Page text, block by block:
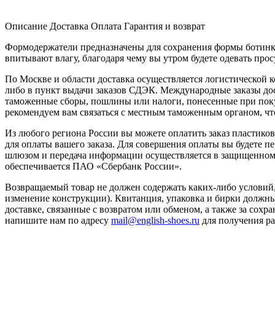
Описание Доставка Оплата Гарантия и возврат
Формодержатели предназначены для сохранения формы
впитывают влагу, благодаря чему вы утром будете одевать
По Москве и области доставка осуществляется
либо в пункт выдачи заказов СДЭК. Международные заказы
таможенные сборы, пошлины или налоги, понесенные при
рекомендуем вам связаться с местным таможенным органом,
Из любого региона России вы можете оплатить заказ
для оплаты вашего заказа. Для совершения оплаты вы
шлюзом и передача информации осуществляется в
обеспечивается ПАО «Сбербанк России».
Возвращаемый товар не должен содержать каких-либо
изменение конструкции). Квитанция, упаковка и бирки
доставке, связанные с возвратом или обменом, а также за
напишите нам по адресу mail@english-shoes.ru для получения